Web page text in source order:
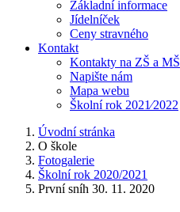
Základní informace
Jídelníček
Ceny stravného
Kontakt
Kontakty na ZŠ a MŠ
Napište nám
Mapa webu
Školní rok 2021⁄2022
Úvodní stránka
O škole
Fotogalerie
Školní rok 2020/2021
První sníh 30. 11. 2020